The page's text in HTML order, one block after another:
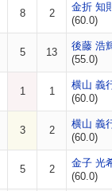
8 2
金折 知
(60.0)
5 13
後藤 浩
(55.0)
1 1
横山 義
(60.0)
3 2
横山 義
(60.0)
5 2
金子 光
(60.0)